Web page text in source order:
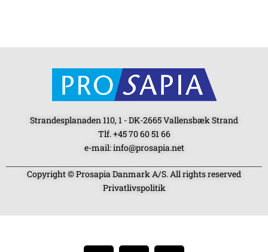
Strandesplanaden 110, 1 - DK-2665 Vallensbæk Strand
Tlf. +45 70 60 51 66
e-mail: info@prosapia.net
Copyright © Prosapia Danmark A/S. All rights reserved
Privatlivspolitik